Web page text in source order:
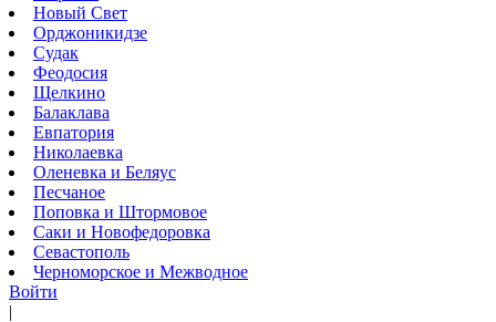
Новый Свет
Орджоникидзе
Судак
Феодосия
Щелкино
Балаклава
Евпатория
Николаевка
Оленевка и Беляус
Песчаное
Поповка и Штормовое
Саки и Новофедоровка
Севастополь
Черноморское и Межводное
Войти
|